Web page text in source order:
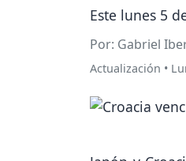
Este lunes 5
Por: Gabriel
Actualización •